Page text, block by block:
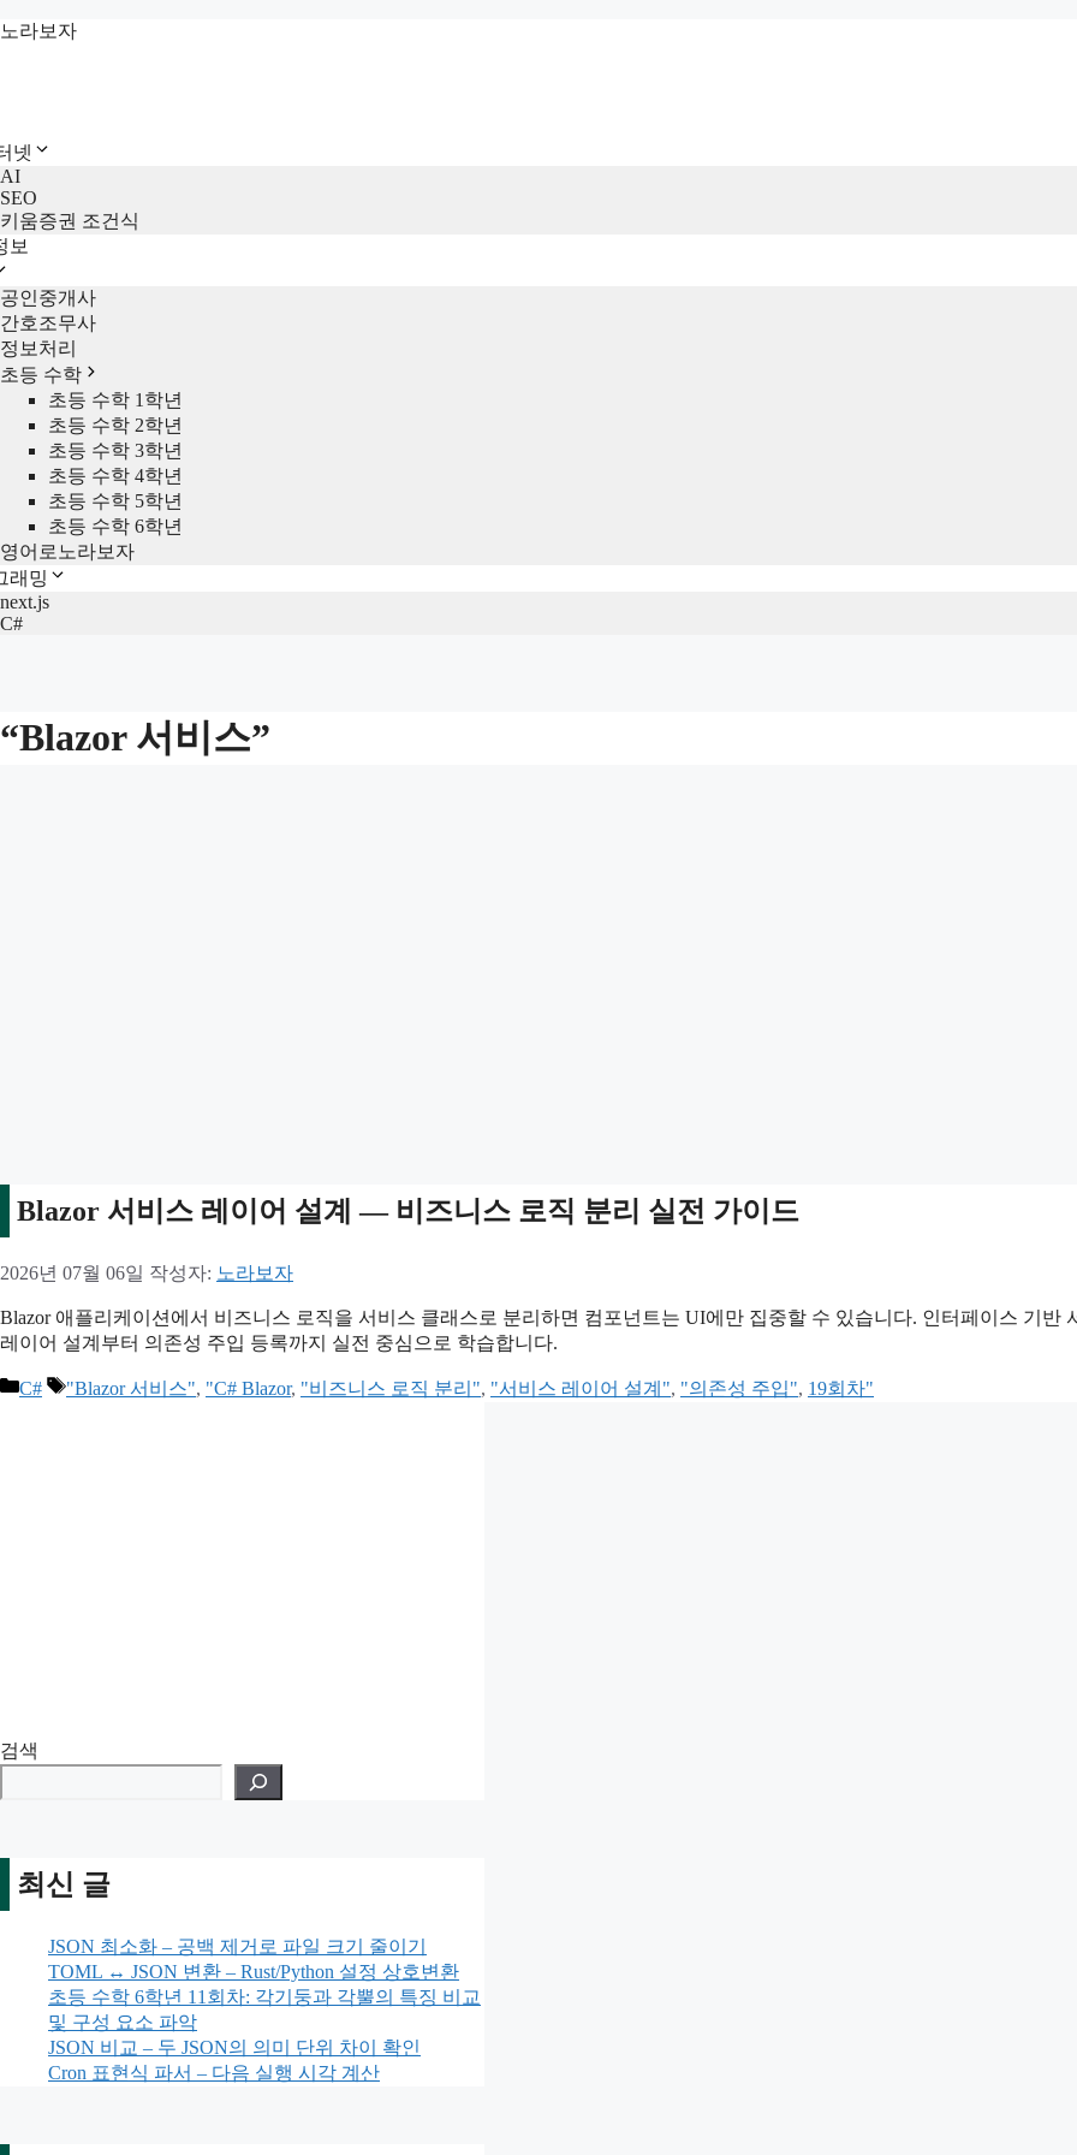
컨
너
뛰
기
노라보자
넷
AI
SEO
키움증권 조건식
보
공인중개사
간호조무사
정보처리
초등 수학
초등 수학 1학년
초등 수학 2학년
초등 수학 3학년
초등 수학 4학년
초등 수학 5학년
초등 수학 6학년
영어로노라보자
래밍
next.js
C#
“Blazor 서비스”
Blazor 서비스 레이어 설계 — 비즈니스 로직 분리 실전 가이드
2026년 07월 06일 작성자: 노라보자
Blazor 애플리케이션에서 비즈니스 로직을 서비스 클래스로 분리하면 컴포넌트는 UI에만 집중할 수 있습니다. 인터페이스 기반
레이어 설계부터 의존성 주입 등록까지 실전 중심으로 학습합니다.
카
C#
태
"Blazor 서비스", "C# Blazor, "비즈니스 로직 분리", "서비스 레이어 설계", "의존성 주입", 19회차"
검색
최신 글
JSON 최소화 – 공백 제거로 파일 크기 줄이기
TOML ↔ JSON 변환 – Rust/Python 설정 상호변환
초등 수학 6학년 11회차: 각기둥과 각뿔의 특징 비교
및 구성 요소 파악
JSON 비교 – 두 JSON의 의미 단위 차이 확인
Cron 표현식 파서 – 다음 실행 시각 계산